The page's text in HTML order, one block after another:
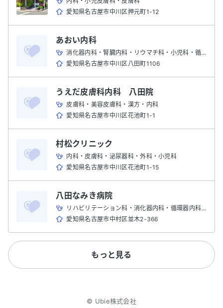
愛知県名古屋市中川区押元町1-12
あおい内科
消化器内科・腎臓内科・リウマチ科・小児科・循環器内科・内科
愛知県名古屋市中川区八田町1106
うえだ皮膚科内科 八田院
皮膚科・美容皮膚科・漢方・内科
愛知県名古屋市中川区花池町1-1
村松クリニック
内科・皮膚科・泌尿器科・外科・小児科
愛知県名古屋市中川区花池町1-15
八田なみき病院
リハビリテーション科・消化器内科・循環器内科・内科
愛知県名古屋市中村区並木2-366
もっと見る
© Ubie株式会社